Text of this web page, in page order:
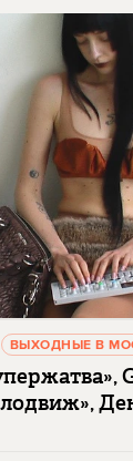
ВЫХОДНЫЕ В